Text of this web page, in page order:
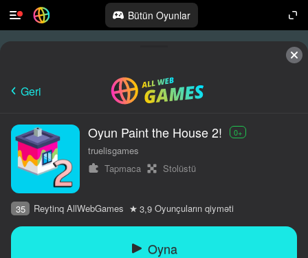
Bütün Oyunlar
Geri
Oyun Paint the House 2! 0+
truelisgames
Tapmaca
Stolüstü
35 Reytinq AllWebGames 3,9 Oyunçuların qiyməti
Oyna